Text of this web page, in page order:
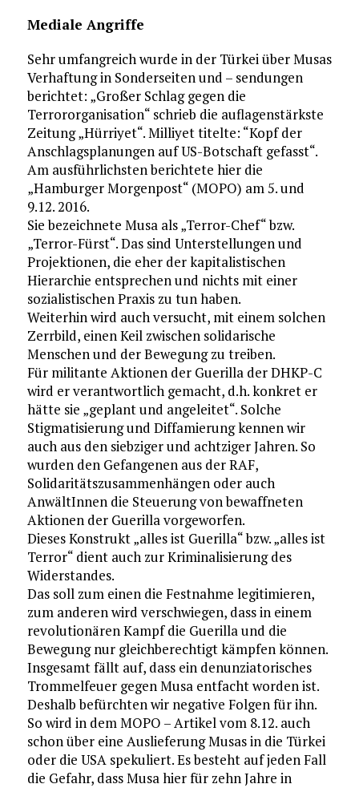
Mediale Angriffe
Sehr umfangreich wurde in der Türkei über Musas
Verhaftung in Sonderseiten und – sendungen
berichtet: „Großer Schlag gegen die
Terrororganisation“ schrieb die auflagenstärkste
Zeitung „Hürriyet“. Milliyet titelte: “Kopf der
Anschlagsplanungen auf US-Botschaft gefasst“.
Am ausführlichsten berichtete hier die
„Hamburger Morgenpost“ (MOPO) am 5. und
9.12. 2016.
Sie bezeichnete Musa als „Terror-Chef“ bzw.
„Terror-Fürst“. Das sind Unterstellungen und
Projektionen, die eher der kapitalistischen
Hierarchie entsprechen und nichts mit einer
sozialistischen Praxis zu tun haben.
Weiterhin wird auch versucht, mit einem solchen
Zerrbild, einen Keil zwischen solidarische
Menschen und der Bewegung zu treiben.
Für militante Aktionen der Guerilla der DHKP-C
wird er verantwortlich gemacht, d.h. konkret er
hätte sie „geplant und angeleitet“. Solche
Stigmatisierung und Diffamierung kennen wir
auch aus den siebziger und achtziger Jahren. So
wurden den Gefangenen aus der RAF,
Solidaritätszusammenhängen oder auch
AnwältInnen die Steuerung von bewaffneten
Aktionen der Guerilla vorgeworfen.
Dieses Konstrukt „alles ist Guerilla“ bzw. „alles ist
Terror“ dient auch zur Kriminalisierung des
Widerstandes.
Das soll zum einen die Festnahme legitimieren,
zum anderen wird verschwiegen, dass in einem
revolutionären Kampf die Guerilla und die
Bewegung nur gleichberechtigt kämpfen können.
Insgesamt fällt auf, dass ein denunziatorisches
Trommelfeuer gegen Musa entfacht worden ist.
Deshalb befürchten wir negative Folgen für ihn.
So wird in dem MOPO – Artikel vom 8.12. auch
schon über eine Auslieferung Musas in die Türkei
oder die USA spekuliert. Es besteht auf jeden Fall
die Gefahr, dass Musa hier für zehn Jahre in